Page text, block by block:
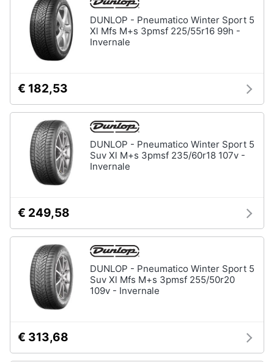
Brico
e
Giardinaggio
e
igiene
Beauty
Giocattoli
infanzia
Fotografia
Casalinghi
Abbigliamento
Sport
Nautica
Ecoscandaglio
nautica
bordo
Strumentazione
bordo
DUNLOP - Pneumatico Winter Sport 5
Xl Mfs M+s 3pmsf 225/55r16 99h -
Invernale
€ 182,53
DUNLOP - Pneumatico Winter Sport 5
Suv Xl M+s 3pmsf 235/60r18 107v -
Invernale
€ 249,58
DUNLOP - Pneumatico Winter Sport 5
Suv Xl Mfs M+s 3pmsf 255/50r20
109v - Invernale
€ 313,68